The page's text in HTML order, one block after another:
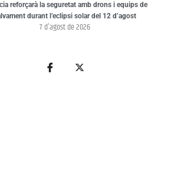
reforçarà la seguretat amb drons i equips de
durant l’eclipsi solar del 12 d’agost
7 d'agost de 2026